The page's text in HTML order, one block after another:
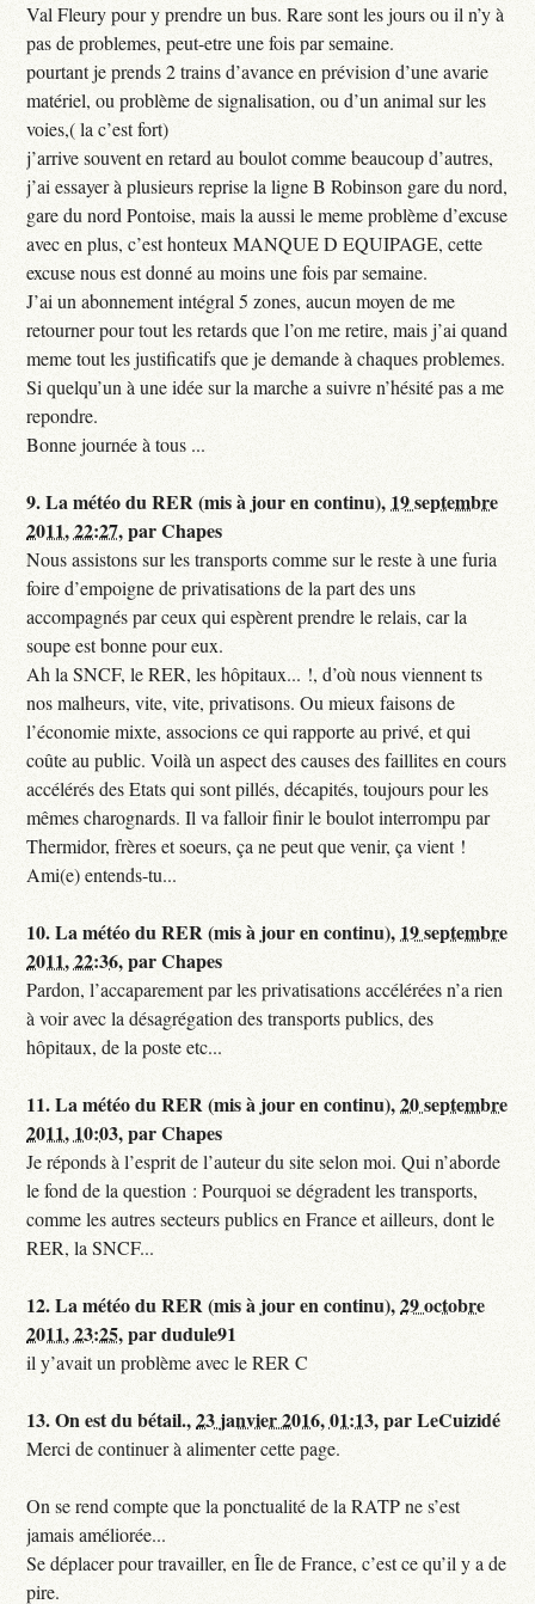
Val Fleury pour y prendre un bus. Rare sont les jours ou il n’y à
pas de problemes, peut-etre une fois par semaine.
pourtant je prends 2 trains d’avance en prévision d’une avarie
matériel, ou problème de signalisation, ou d’un animal sur les
voies,( la c’est fort)
j’arrive souvent en retard au boulot comme beaucoup d’autres,
j’ai essayer à plusieurs reprise la ligne B Robinson gare du nord,
gare du nord Pontoise, mais la aussi le meme problème d’excuse
avec en plus, c’est honteux MANQUE D EQUIPAGE, cette
excuse nous est donné au moins une fois par semaine.
J’ai un abonnement intégral 5 zones, aucun moyen de me
retourner pour tout les retards que l’on me retire, mais j’ai quand
meme tout les justificatifs que je demande à chaques problemes.
Si quelqu’un à une idée sur la marche a suivre n’hésité pas a me
repondre.
Bonne journée à tous ...
9.La météo du RER (mis à jour en continu), 19 septembre
2011, 22:27,parChapes
Nous assistons sur les transports comme sur le reste à une furia
foire d’empoigne de privatisations de la part des uns
accompagnés par ceux qui espèrent prendre le relais, car la
soupe est bonne pour eux.
Ah la SNCF, le RER, les hôpitaux... !, d’où nous viennent ts
nos malheurs, vite, vite, privatisons. Ou mieux faisons de
l’économie mixte, associons ce qui rapporte au privé, et qui
coûte au public. Voilà un aspect des causes des faillites en cours
accélérés des Etats qui sont pillés, décapités, toujours pour les
mêmes charognards. Il va falloir finir le boulot interrompu par
Thermidor, frères et soeurs, ça ne peut que venir, ça vient !
Ami(e) entends-tu...
10.La météo du RER (mis à jour en continu), 19 septembre
2011, 22:36,parChapes
Pardon, l’accaparement par les privatisations accélérées n’a rien
à voir avec la désagrégation des transports publics, des
hôpitaux, de la poste etc...
11.La météo du RER (mis à jour en continu),20 septembre
2011, 10:03,parChapes
Je réponds à l’esprit de l’auteur du site selon moi. Qui n’aborde
le fond de la question : Pourquoi se dégradent les transports,
comme les autres secteurs publics en France et ailleurs, dont le
RER, la SNCF...
12.La météo du RER (mis à jour en continu),29 octobre
2011, 23:25,pardudule91
il y’avait un problème avec le RER C
13.On est du bétail.,23 janvier 2016, 01:13,parLeCuizidé
Merci de continuer à alimenter cette page.
On se rend compte que la ponctualité de la RATP ne s’est
jamais améliorée...
Se déplacer pour travailler, en Île de France, c’est ce qu’il y a de
pire.